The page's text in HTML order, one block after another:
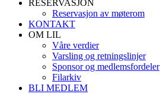
RESERVASJON
Reservasjon av møterom
KONTAKT
OM LIL
Våre verdier
Varsling og retningslinjer
Sponsor og medlemsfordeler
Filarkiv
BLI MEDLEM